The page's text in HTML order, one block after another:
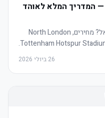
כרטיסים לטוטנהאם 2026/27 — המדריך המלא לאוהד
איך קונים כרטיסים לטוטנהאם מישראל? מחירים, North London
26 ביולי 2026